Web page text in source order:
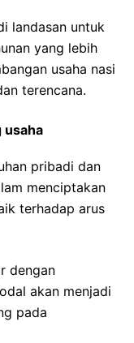
landasan untuk
yang lebih
usaha nasi
terencana.
usaha
pribadi dan
menciptakan
terhadap arus
dengan
akan menjadi
pada